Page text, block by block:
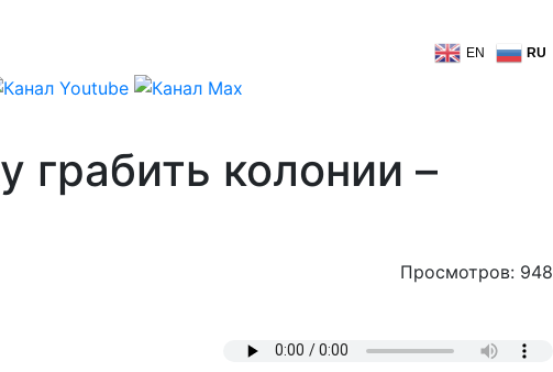
EN RU
колонии –
Просмотров: 948